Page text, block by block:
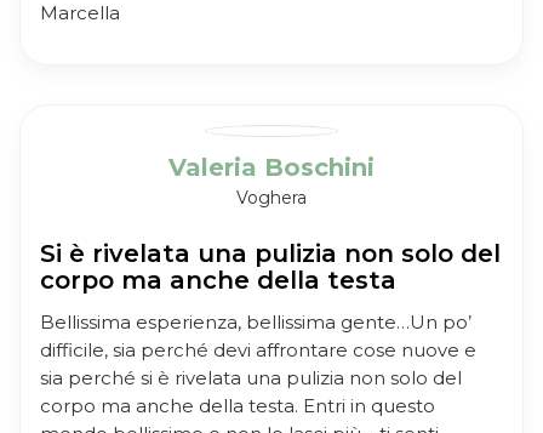
Marcella
Valeria Boschini
Voghera
Si è rivelata una pulizia non solo del
corpo ma anche della testa
Bellissima esperienza, bellissima gente…Un po’
difficile, sia perché devi affrontare cose nuove e
sia perché si è rivelata una pulizia non solo del
corpo ma anche della testa. Entri in questo